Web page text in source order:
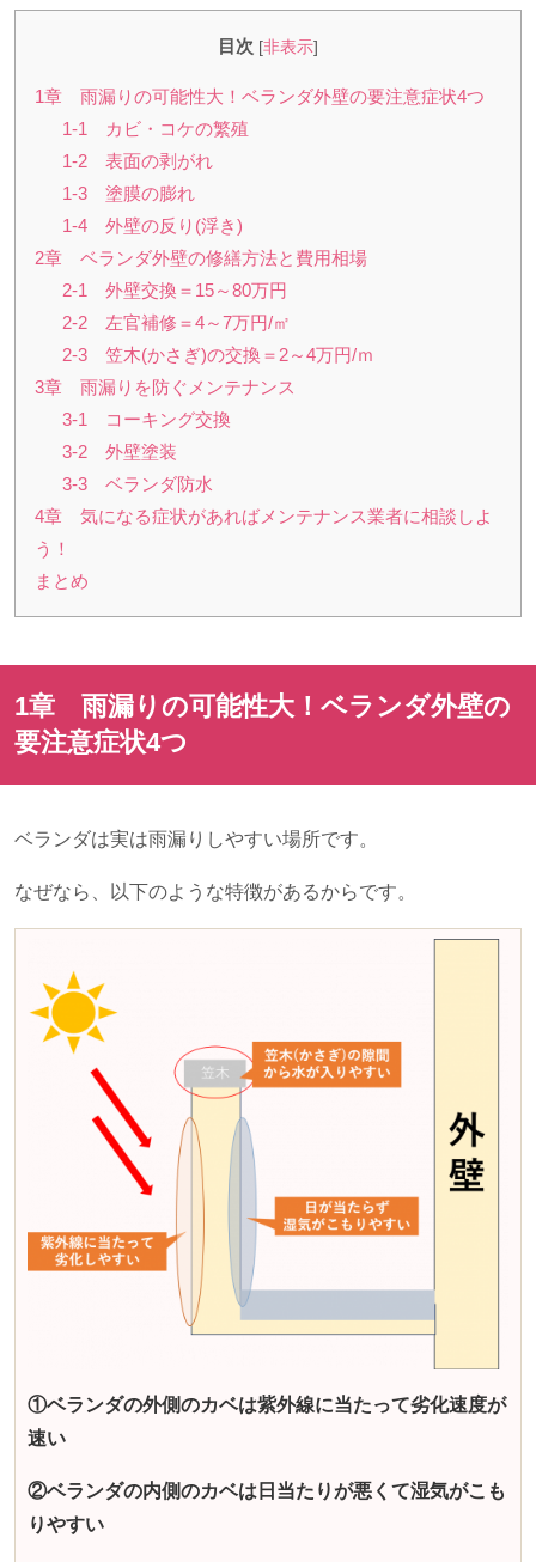
目次 [非表示]
1章 雨漏りの可能性大！ベランダ外壁の要注意症状4つ
1-1 カビ・コケの繁殖
1-2 表面の剥がれ
1-3 塗膜の膨れ
1-4 外壁の反り(浮き)
2章 ベランダ外壁の修繕方法と費用相場
2-1 外壁交換＝15～80万円
2-2 左官補修＝4～7万円/㎡
2-3 笠木(かさぎ)の交換＝2～4万円/ｍ
3章 雨漏りを防ぐメンテナンス
3-1 コーキング交換
3-2 外壁塗装
3-3 ベランダ防水
4章 気になる症状があればメンテナンス業者に相談しよ
う！
まとめ
1章 雨漏りの可能性大！ベランダ外壁の
要注意症状4つ
ベランダは実は雨漏りしやすい場所です。
なぜなら、以下のような特徴があるからです。
①ベランダの外側のカベは紫外線に当たって劣化速度が
速い
②ベランダの内側のカベは日当たりが悪くて湿気がこも
りやすい